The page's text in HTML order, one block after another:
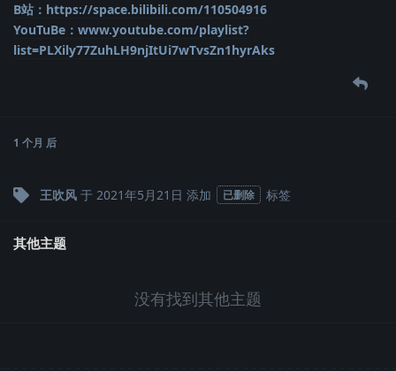
B站：https://space.bilibili.com/110504916
YouTuBe：www.youtube.com/playlist?
list=PLXily77ZuhLH9njItUi7wTvsZn1hyrAks
1 个月 后
王吹风 于 2021年5月21日 添加 已删除 标签
其他主题
没有找到其他主题